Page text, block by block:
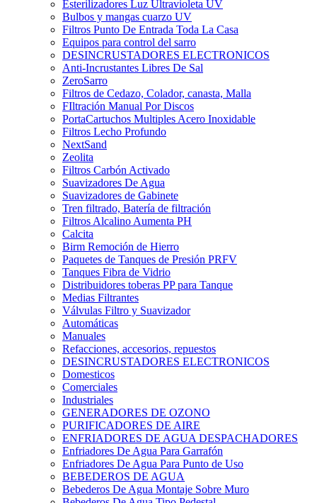
Esterilizadores Luz Ultravioleta UV
Bulbos y mangas cuarzo UV
Filtros Punto De Entrada Toda La Casa
Equipos para control del sarro
DESINCRUSTADORES ELECTRONICOS
Anti-Incrustantes Libres De Sal
ZeroSarro
Filtros de Cedazo, Colador, canasta, Malla
FIltración Manual Por Discos
PortaCartuchos Multiples Acero Inoxidable
Filtros Lecho Profundo
NextSand
Zeolita
Filtros Carbón Activado
Suavizadores De Agua
Suavizadores de Gabinete
Tren filtrado, Batería de filtración
Filtros Alcalino Aumenta PH
Calcita
Birm Remoción de Hierro
Paquetes de Tanques de Presión PRFV
Tanques Fibra de Vidrio
Distribuidores toberas PP para Tanque
Medias Filtrantes
Válvulas Filtro y Suavizador
Automáticas
Manuales
Refacciones, accesorios, repuestos
DESINCRUSTADORES ELECTRONICOS
Domesticos
Comerciales
Industriales
GENERADORES DE OZONO
PURIFICADORES DE AIRE
ENFRIADORES DE AGUA DESPACHADORES
Enfriadores De Agua Para Garrafón
Enfriadores De Agua Para Punto de Uso
BEBEDEROS DE AGUA
Bebederos De Agua Montaje Sobre Muro